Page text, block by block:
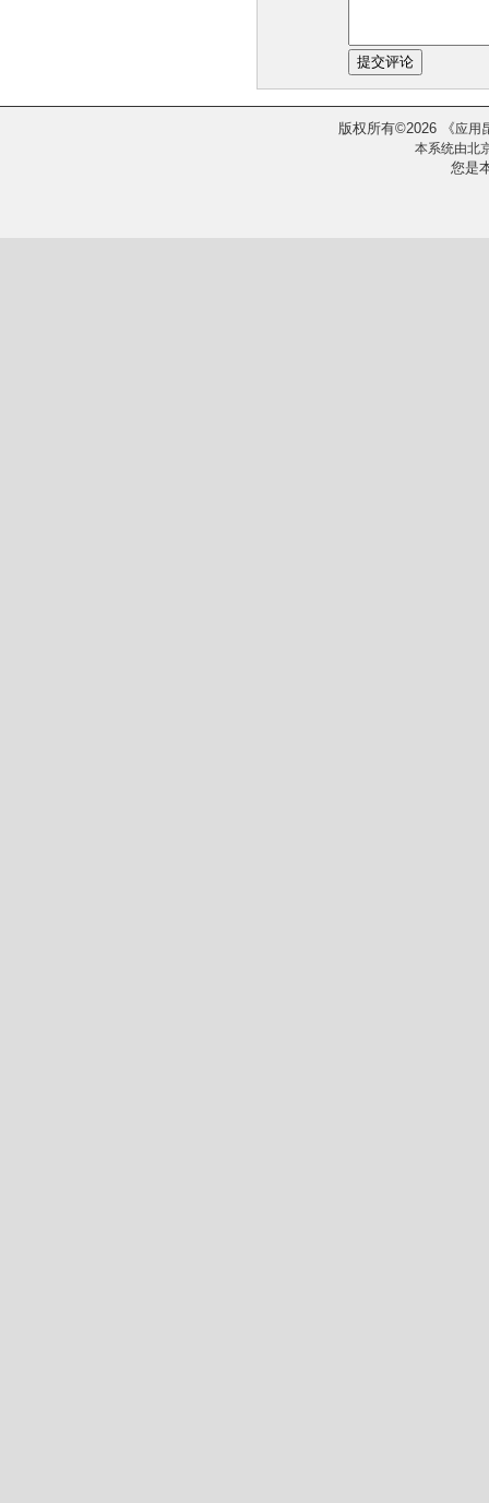
版权所有©2026 《应用
本系统由北
您是